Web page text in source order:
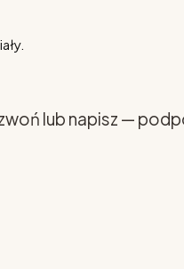
lub napisz —